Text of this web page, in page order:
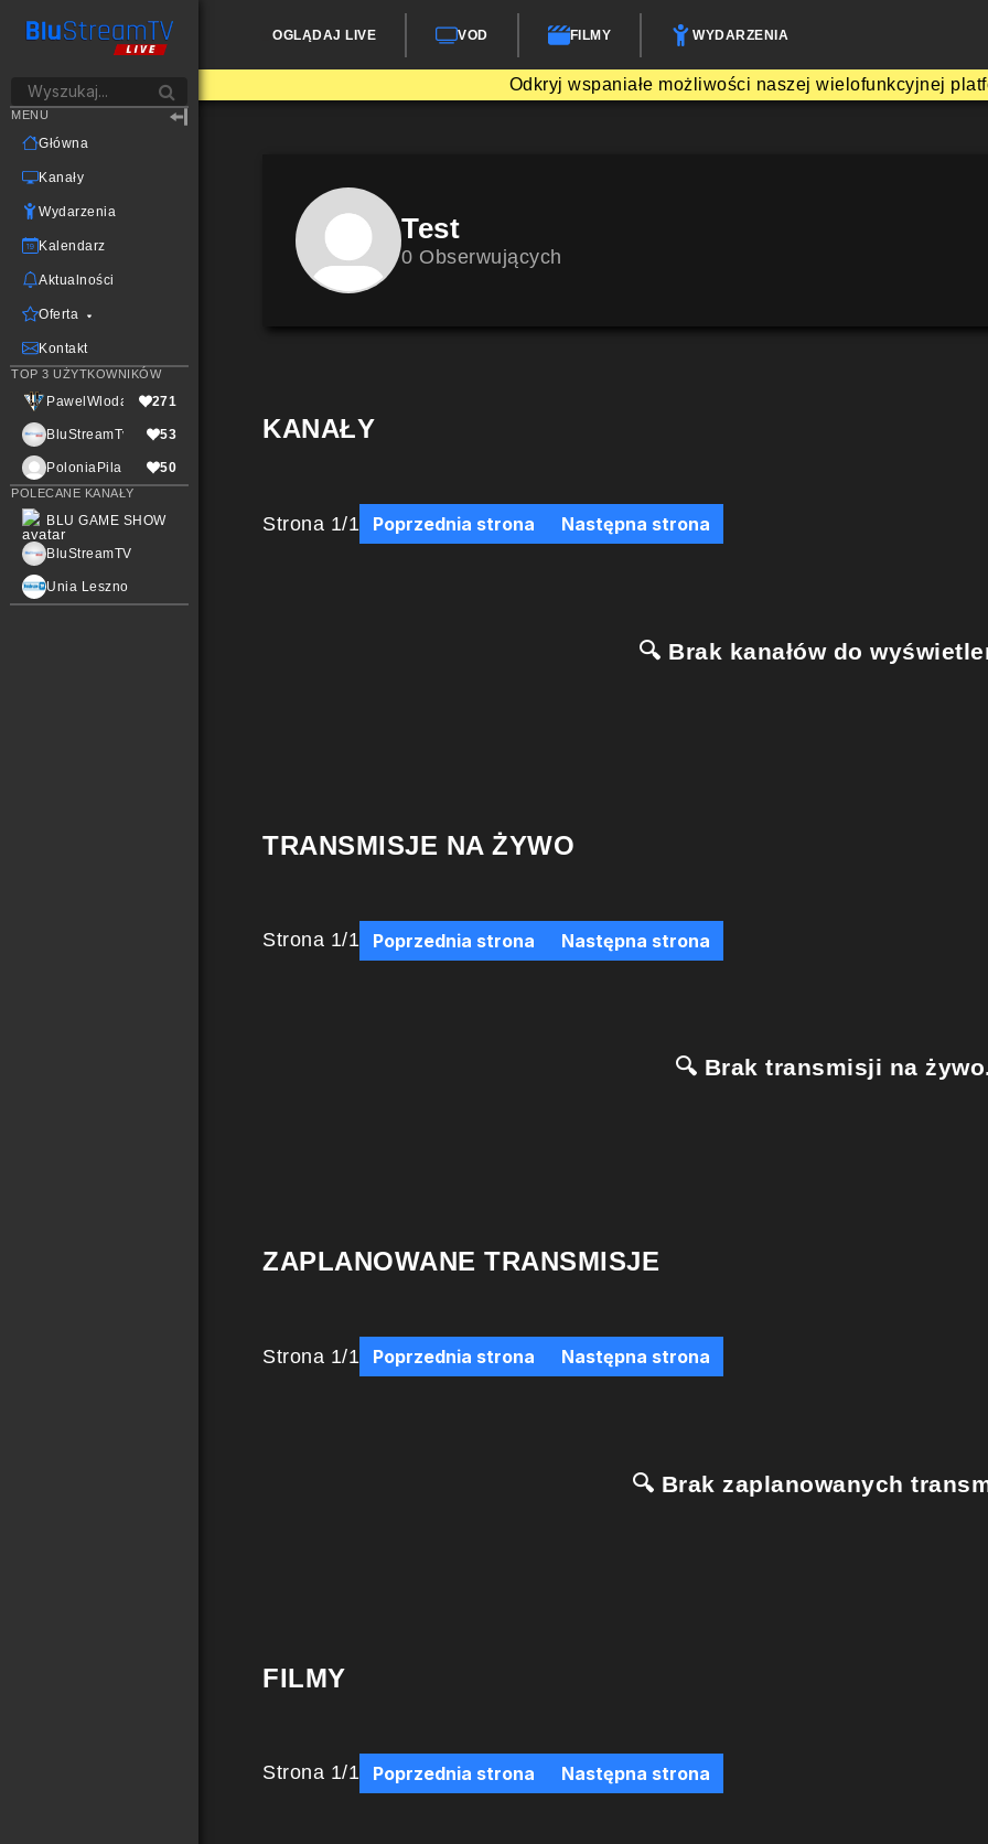
OGLĄDAJ LIVE VOD FILMY WYDARZENIA
Odkryj wspaniałe możliwości naszej wielofunkcyjnej
MENU
Główna
Kanały
Wydarzenia
Kalendarz
Aktualności
Oferta
Kontakt
TOP 3 UŻYTKOWNIKÓW
PawelWlodarczak271
BluStreamTvLive53
PoloniaPila 50
POLECANE KANAŁY
BLU GAME SHOW
BluStreamTV
Unia Leszno
Test
0 Obserwujących
KANAŁY
Strona 1/1 Poprzednia strona Następna strona
🔍 Brak kanałów do
TRANSMISJE NA ŻYWO
Strona 1/1 Poprzednia strona Następna strona
🔍 Brak transmisji na
ZAPLANOWANE TRANSMISJE
Strona 1/1 Poprzednia strona Następna strona
🔍 Brak zaplanowanych
FILMY
Strona 1/1 Poprzednia strona Następna strona